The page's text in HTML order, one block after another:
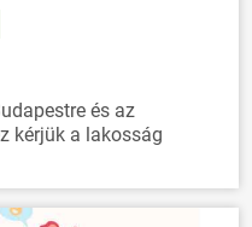
és az
kérjük a lakosság